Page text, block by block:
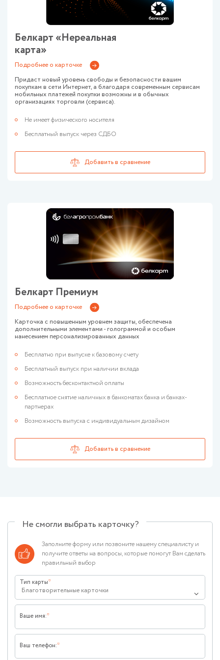
Белкарт «Нереальная
карта»
Подробнее о карточке
Придаст новый уровень свободы и безопасности вашим
покупкам в сети Интернет, а благодаря современным сервисам
мобильных платежей покупки возможны и в обычных
организациях торговли (сервиса).
Не имеет физического носителя
Бесплатный выпуск через СДБО
Белкарт Премиум
Подробнее о карточке
Карточка с повышенным уровнем защиты, обеспечена
дополнительными элементами - голограммой и особым
нанесением персонализированных данных
Бесплатно при выпуске к базовому счету
Бесплатный выпуск при наличии вклада
Возможность бесконтактной оплаты
Бесплатное снятие наличных в банкоматах банка и банках-
партнерах
Возможность выпуска с индивидуальным дизайном
Не смогли выбрать карточку?
Заполните форму или позвоните нашему специалисту и
получите ответы на вопросы, которые помогут Вам сделать
правильный выбор
Тип карты
Благотворительные карточки
Ваше имя:
Ваш телефон: